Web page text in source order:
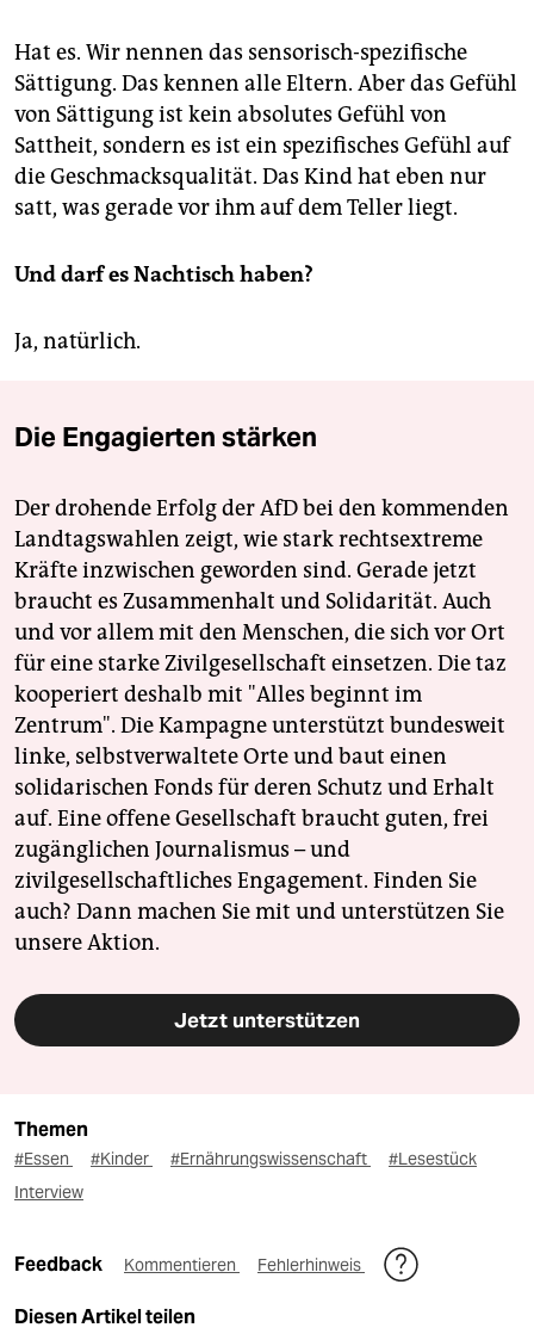
Hat es. Wir nennen das sensorisch-spezifische
Sättigung. Das kennen alle Eltern. Aber das Gefühl
von Sättigung ist kein absolutes Gefühl von
Sattheit, sondern es ist ein spezifisches Gefühl auf
die Geschmacksqualität. Das Kind hat eben nur
satt, was gerade vor ihm auf dem Teller liegt.
Und darf es Nachtisch haben?
Ja, natürlich.
Die Engagierten stärken
Der drohende Erfolg der AfD bei den kommenden
Landtagswahlen zeigt, wie stark rechtsextreme
Kräfte inzwischen geworden sind. Gerade jetzt
braucht es Zusammenhalt und Solidarität. Auch
und vor allem mit den Menschen, die sich vor Ort
für eine starke Zivilgesellschaft einsetzen. Die taz
kooperiert deshalb mit "Alles beginnt im
Zentrum". Die Kampagne unterstützt bundesweit
linke, selbstverwaltete Orte und baut einen
solidarischen Fonds für deren Schutz und Erhalt
auf. Eine offene Gesellschaft braucht guten, frei
zugänglichen Journalismus – und
zivilgesellschaftliches Engagement. Finden Sie
auch? Dann machen Sie mit und unterstützen Sie
unsere Aktion.
Jetzt unterstützen
Themen
#Essen #Kinder #Ernährungswissenschaft
#Lesestück
Interview
Feedback Kommentieren Fehlerhinweis
Diesen Artikel teilen